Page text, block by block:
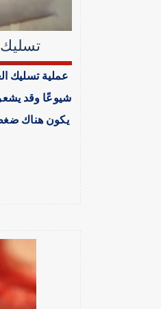
عملية تسليك
شيوعًا وقد
يكون هناك